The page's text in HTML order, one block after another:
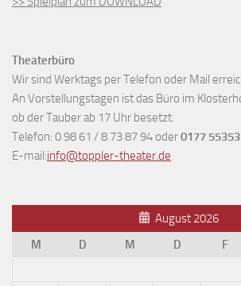
Theaterbüro
Wir sind Werktags per Telefon oder Mail
An Vorstellungstagen ist das Büro im
ob der Tauber ab 17 Uhr besetzt.
Telefon: 0 98 61 / 8 73 87 94 oder0177
E-mail:info@toppler-theater.de
August 2026
M
D M D F